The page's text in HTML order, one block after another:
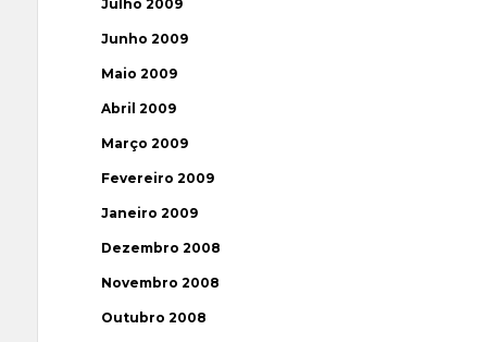
Julho 2009
Junho 2009
Maio 2009
Abril 2009
Março 2009
Fevereiro 2009
Janeiro 2009
Dezembro 2008
Novembro 2008
Outubro 2008